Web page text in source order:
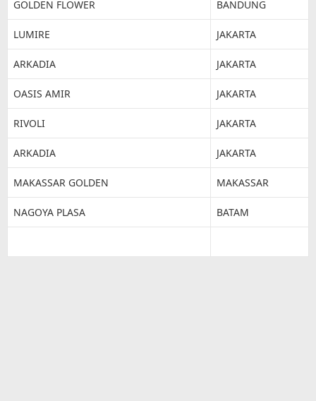
GOLDEN FLOWER BANDUNG
LUMIRE JAKARTA
ARKADIA JAKARTA
OASIS AMIR JAKARTA
RIVOLI JAKARTA
ARKADIA JAKARTA
MAKASSAR GOLDEN MAKASSAR
NAGOYA PLASA BATAM